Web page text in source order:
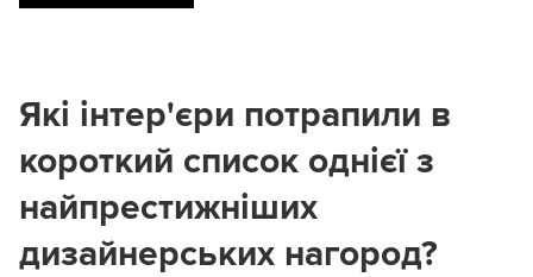
Які інтер'єри потрапили в
короткий список однієї з
найпрестижніших
дизайнерських нагород?